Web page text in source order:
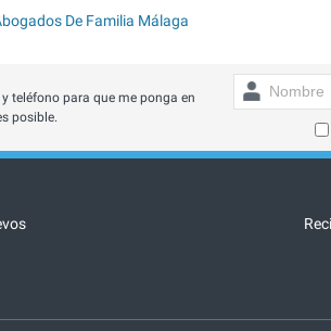
De Familia Málaga
teléfono para que me ponga en
posible.